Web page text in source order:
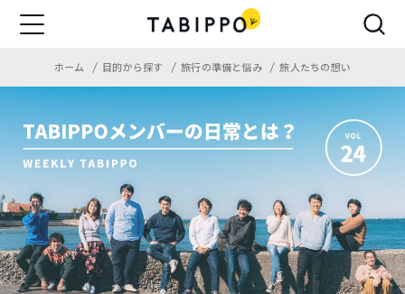
ホーム 目的から探す 旅行の準備と悩み 旅人たちの想い